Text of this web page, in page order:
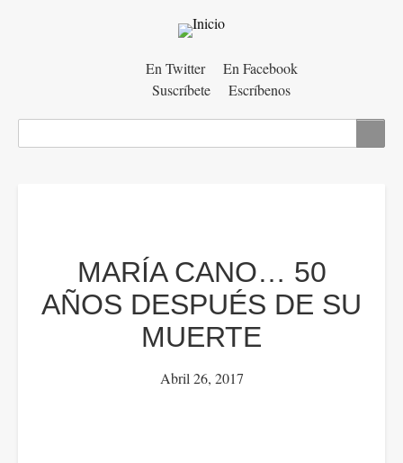
En Twitter
En Facebook
Suscríbete
Escríbenos
MARÍA CANO… 50
AÑOS DESPUÉS DE SU
MUERTE
Abril 26, 2017